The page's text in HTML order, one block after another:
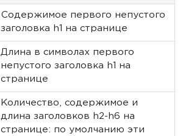
Содержимое первого непустого
заголовка h1 на странице
Длина в символах первого
непустого заголовка h1 на
странице
Количество, содержимое и
длина заголовков h2-h6 на
странице: по умолчанию эти